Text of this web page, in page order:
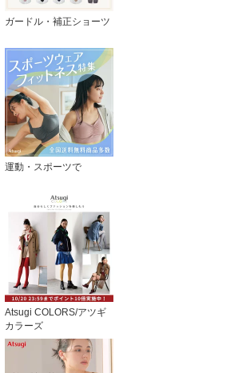
ガードル・補正ショーツ
運動・スポーツで
Atsugi COLORS/アツギ
カラーズ